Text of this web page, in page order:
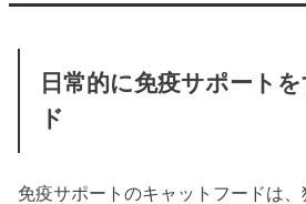
日常的に免疫サポート
ド
免疫サポートのキャットフードは